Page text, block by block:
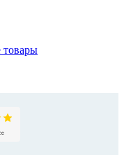
товары